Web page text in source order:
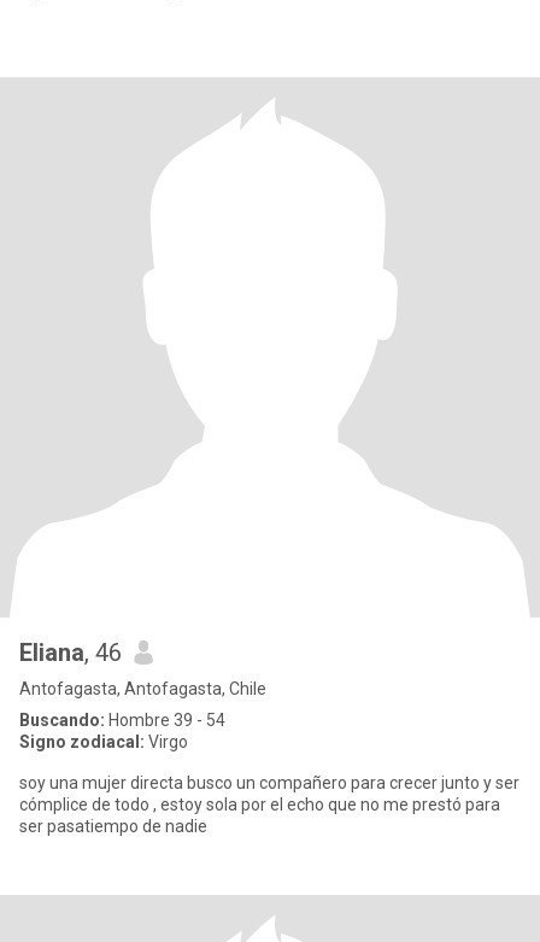
Eliana, 46
Antofagasta, Antofagasta, Chile
Buscando: Hombre 39 - 54
Signo zodiacal: Virgo
soy una mujer directa busco un compañero para crecer junto y ser
cómplice de todo , estoy sola por el echo que no me prestó para
ser pasatiempo de nadie